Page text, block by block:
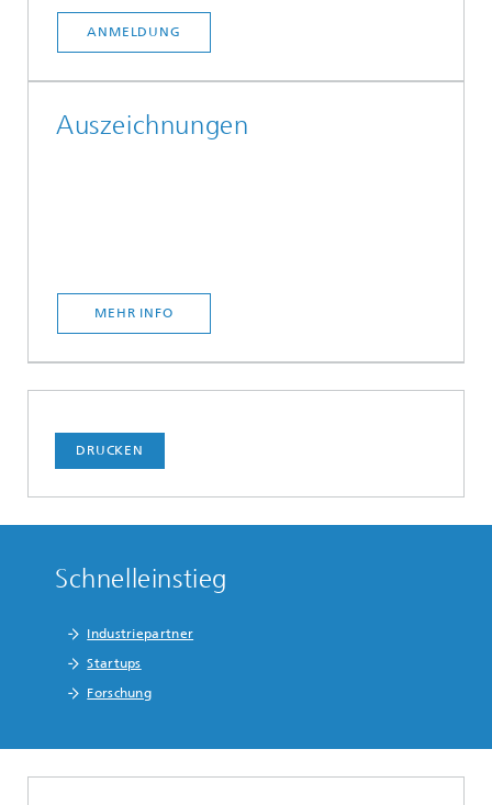
ANMELDUNG
Auszeichnungen
MEHR INFO
DRUCKEN
Schnelleinstieg
Industriepartner
Startups
Forschung